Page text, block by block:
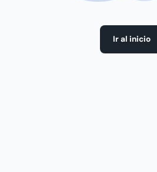
Ir al inicio